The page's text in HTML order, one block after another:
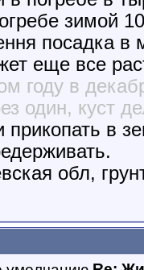
зимой
посадка в
еще все
году в
один, куст
прикопать в
обл,